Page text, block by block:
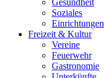
Gesundheit
Soziales
Einrichtungen
Freizeit & Kultur
Vereine
Feuerwehr
Gastronomie